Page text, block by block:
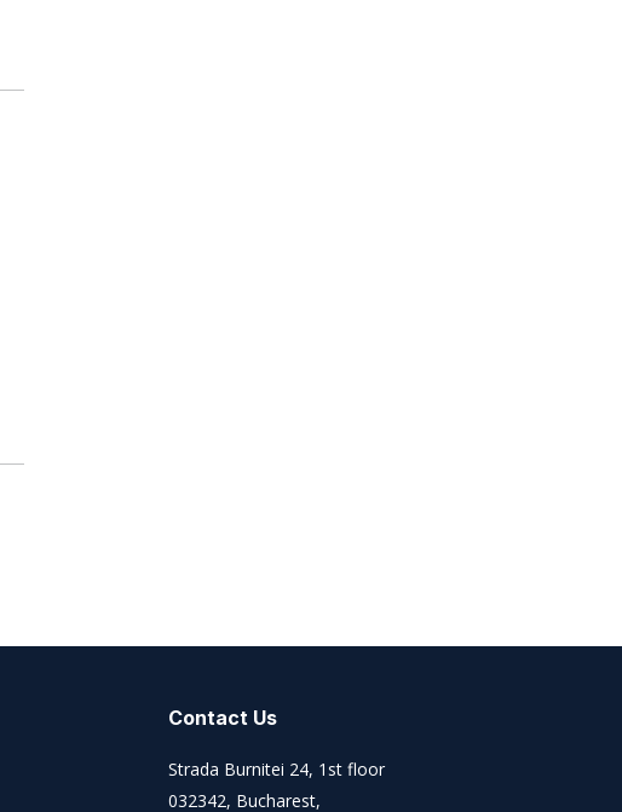
Contact Us
Strada Burnitei 24, 1st floor
032342, Bucharest,